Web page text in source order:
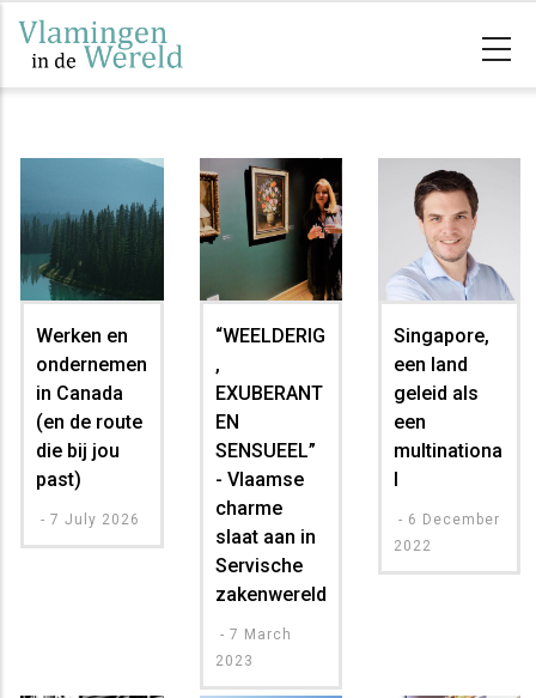
Overslaan
naar
Werken en
ondernemen
in Canada
(en de route
die bij jou
past)
-7 July 2026
“WEELDERIG
,
EXUBERANT
EN
SENSUEEL”
- Vlaamse
charme
slaat aan in
Servische
zakenwereld
- 7 March
2023
Singapore,
een land
geleid als
een
multinationa
l
- 6 December
2022